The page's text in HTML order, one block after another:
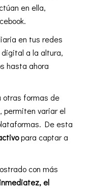
en ella,
en tus redes
a la altura,
hasta ahora
formas de
permiten variar el
De esta
para captar a
con más
inmediatez, el